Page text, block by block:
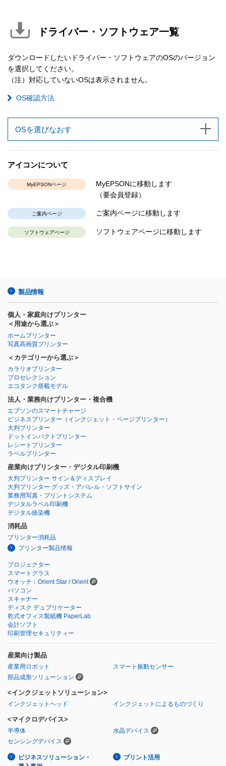
ドライバー・ソフトウェア一覧
ダウンロードしたいドライバー・ソフトウェアのOSのバージョン
を選択してください。
（注）対応していないOSは表示されません。
OS確認方法
OSを選びなおす
アイコンについて
MyEPSONページ
MyEPSONに移動します
（要会員登録）
ご案内ページ ご案内ページに移動します
ソフトウェアページ ソフトウェアページに移動します
製品情報
個人・家庭向けプリンター
＜用途から選ぶ＞
ホームプリンター
写真高画質プリンター
＜カテゴリーから選ぶ＞
カラリオプリンター
プロセレクション
エコタンク搭載モデル
法人・業務向けプリンター・複合機
エプソンのスマートチャージ
ビジネスプリンター （インクジェット・ページプリンター）
大判プリンター
ドットインパクトプリンター
レシートプリンター
ラベルプリンター
産業向けプリンター・デジタル印刷機
大判プリンター サイン＆ディスプレイ
大判プリンター グッズ・アパレル・ソフトサイン
業務用写真・プリントシステム
デジタルラベル印刷機
デジタル捺染機
消耗品
プリンター消耗品
プリンター製品情報
プロジェクター
スマートグラス
ウオッチ：Orient Star / Orient
パソコン
スキャナー
ディスク デュプリケーター
乾式オフィス製紙機 PaperLab
会計ソフト
印刷管理セキュリティー
産業向け製品
産業用ロボット
スマート振動センサー
部品成形ソリューション
<インクジェットソリューション>
インクジェットヘッド インクジェットによるものづくり
<マイクロデバイス>
半導体
水晶デバイス
センシングデバイス
ビジネスソリューション・
プリント活用